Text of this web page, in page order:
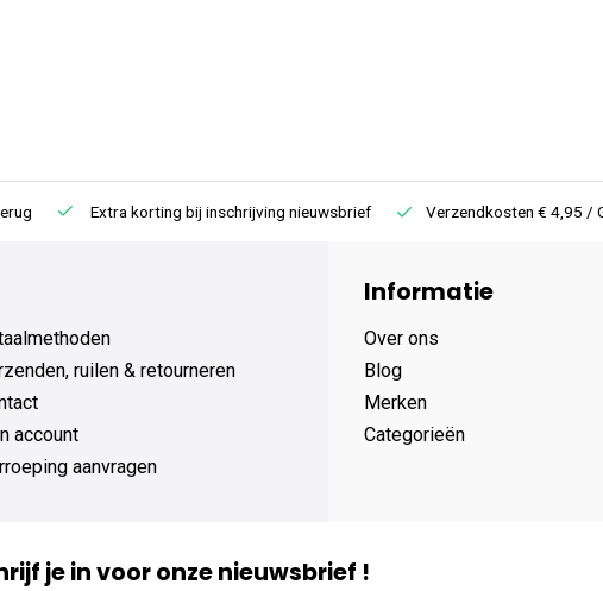
Extra korting bij inschrijving nieuwsbrief Verzendkosten € 4,95 /
ruilen & retourneren
account
aanvragen
Informatie
Over ons
Blog
Merken
Categorieën
je in voor onze nieuwsbrief !